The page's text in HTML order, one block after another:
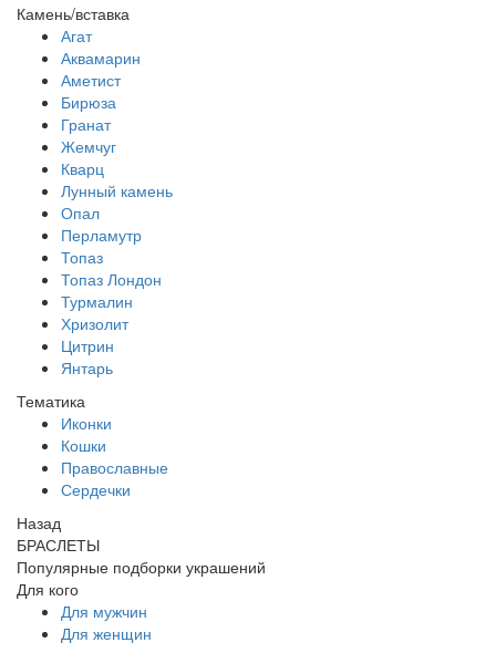
Камень/вставка
Агат
Аквамарин
Аметист
Бирюза
Гранат
Жемчуг
Кварц
Лунный камень
Опал
Перламутр
Топаз
Топаз Лондон
Турмалин
Хризолит
Цитрин
Янтарь
Тематика
Иконки
Кошки
Православные
Сердечки
Назад
БРАСЛЕТЫ
Популярные подборки украшений
Для кого
Для мужчин
Для женщин